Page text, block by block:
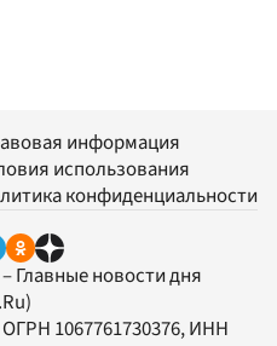
информация
использования
конфиденциальности
Главные новости дня
ОГРН 1067761730376, ИНН